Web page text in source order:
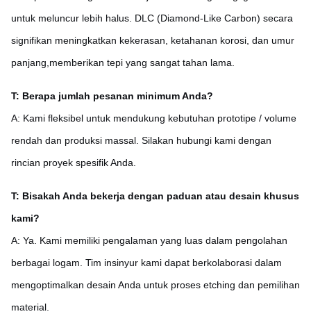
untuk meluncur lebih halus. DLC (Diamond-Like Carbon) secara
signifikan meningkatkan kekerasan, ketahanan korosi, dan umur
panjang,memberikan tepi yang sangat tahan lama.
T: Berapa jumlah pesanan minimum Anda?
A: Kami fleksibel untuk mendukung kebutuhan prototipe / volume
rendah dan produksi massal. Silakan hubungi kami dengan
rincian proyek spesifik Anda.
T: Bisakah Anda bekerja dengan paduan atau desain khusus
kami?
A: Ya. Kami memiliki pengalaman yang luas dalam pengolahan
berbagai logam. Tim insinyur kami dapat berkolaborasi dalam
mengoptimalkan desain Anda untuk proses etching dan pemilihan
material.